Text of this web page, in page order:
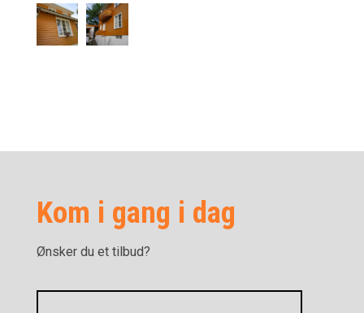
Kom i gang i dag
Ønsker du et tilbud?